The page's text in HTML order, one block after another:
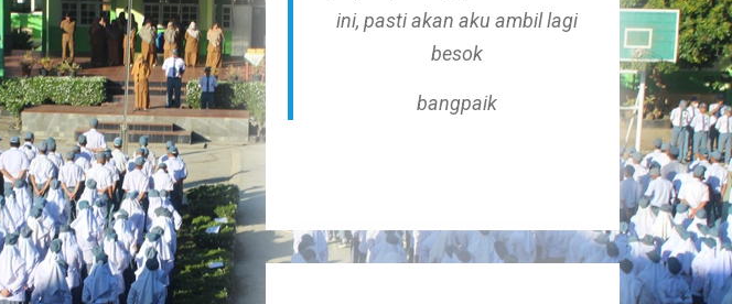
ini, pasti akan aku ambil lagi
besok
bangpaik